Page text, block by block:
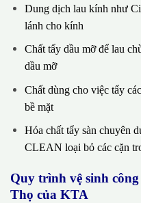
Dung dịch lau kính như
lánh cho kính
Chất tẩy dầu mỡ để lau
dầu mỡ
Chất dùng cho việc tẩy
bề mặt
Hóa chất tẩy sàn chuyên
CLEAN loại bỏ các cặn
Quy trình vệ sinh
Thọ của KTA